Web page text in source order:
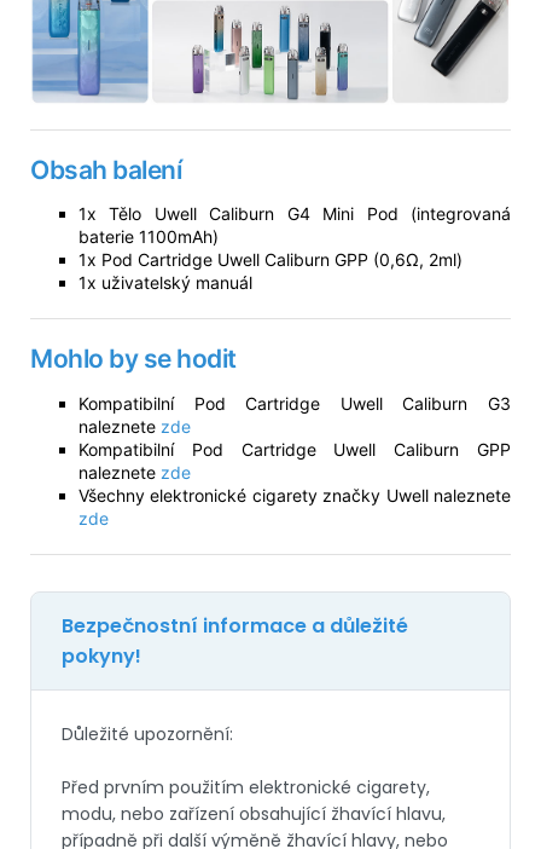
Obsah balení
1x Tělo Uwell Caliburn G4 Mini Pod (integrovaná
baterie 1100mAh)
1x Pod Cartridge Uwell Caliburn GPP (0,6Ω, 2ml)
1x uživatelský manuál
Mohlo by se hodit
Kompatibilní Pod Cartridge Uwell Caliburn G3
naleznete zde
Kompatibilní Pod Cartridge Uwell Caliburn GPP
naleznete zde
Všechny elektronické cigarety značky Uwell naleznete
zde